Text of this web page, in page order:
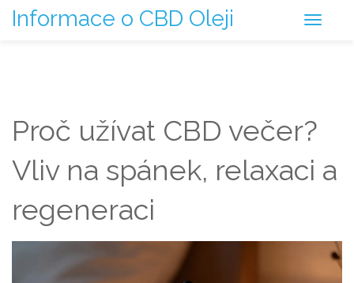
Informace o CBD Oleji
Proč užívat CBD večer?
Vliv na spánek, relaxaci a
regeneraci